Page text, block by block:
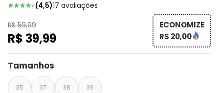
(4,5)17 avaliações
R$ 59,99
R$ 39,99
ECONOMIZE
R$ 20,00
Tamanhos
35 37 38 39